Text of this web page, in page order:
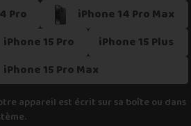
Pro
iPhone 14 Pro Max
iPhone 15 Pro
iPhone 15 Plus
iPhone 15 Pro Max
appareil est écrit sur sa boîte ou dans